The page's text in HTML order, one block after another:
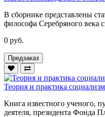
В сборнике представлены
философа Серебряного века
0 руб.
Предзаказ
Теория и практика
Книга известного ученого,
деятеля, президента Фонда